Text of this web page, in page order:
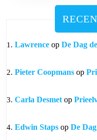
Lawrence op De Dag
Pieter Coopmans op
Carla Desmet op
Edwin Staps op De